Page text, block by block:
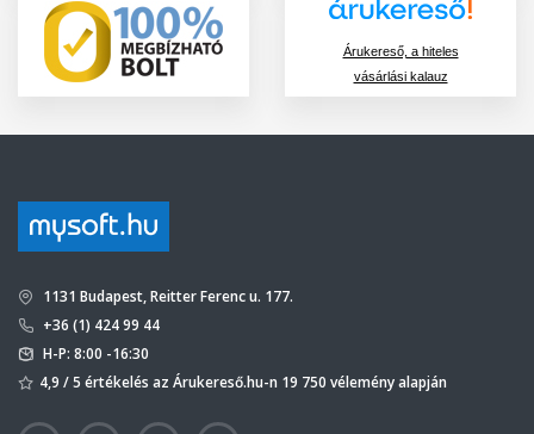
Árukereső, a hiteles
vásárlási kalauz
1131 Budapest, Reitter Ferenc u. 177.
+36 (1) 424 99 44
H-P: 8:00 -16:30
4,9 / 5 értékelés az Árukereső.hu-n 19 750 vélemény alapján